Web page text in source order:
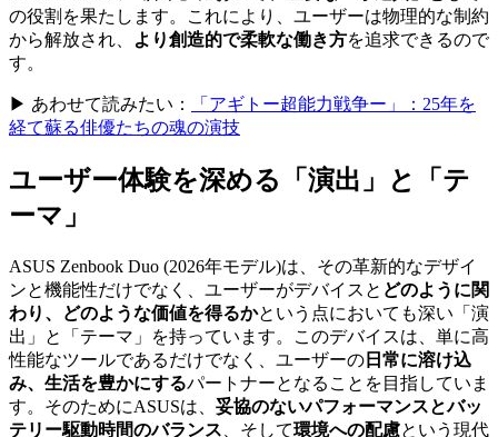
の役割を果たします。これにより、ユーザーは物理的な制約
から解放され、
より創造的で柔軟な働き方を追求できるので
す。
▶ あわせて読みたい：
「アギトー超能力戦争ー」：25年を
経て蘇る俳優たちの魂の演技
ユーザー体験を深める「演出」と「テ
ーマ」
ASUS Zenbook Duo (2026年モデル)は、その革新的なデザイ
ンと機能性だけでなく、ユーザーがデバイスと どのように関
わり、どのような価値を得るかという点においても深い「演
出」と「テーマ」を持っています。このデバイスは、単に高
性能なツールであるだけでなく、ユーザーの 日常に溶け込
み、生活を豊かにするパートナーとなることを目指していま
す。そのためにASUSは、 妥協のないパフォーマンスとバッ
テリー駆動時間のバランス 、そして環境への配慮という現代